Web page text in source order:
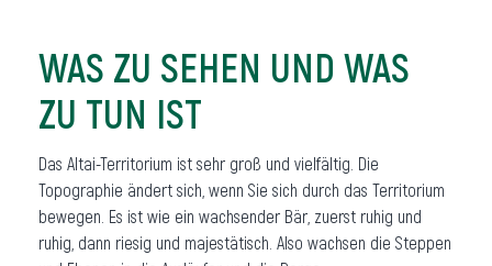
WAS ZU SEHEN UND WAS
ZU TUN IST
Das Altai-Territorium ist sehr groß und vielfältig. Die
Topographie ändert sich, wenn Sie sich durch das Territorium
bewegen. Es ist wie ein wachsender Bär, zuerst ruhig und
ruhig, dann riesig und majestätisch. Also wachsen die Steppen